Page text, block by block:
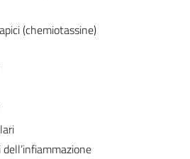
(chemiotassine)